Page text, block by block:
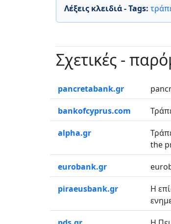
Λέξεις κλειδιά - Tags:
Σχετικές -
pancretabank.gr
bankofcyprus.com
alpha.gr
the
eurobank.gr
piraeusbank.gr
Η